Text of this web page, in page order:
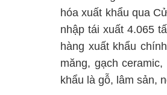
hóa xuất khẩu qua
nhập tái xuất 4.065
hàng xuất khẩu
măng, gạch
khẩu là gỗ, lâm sản,